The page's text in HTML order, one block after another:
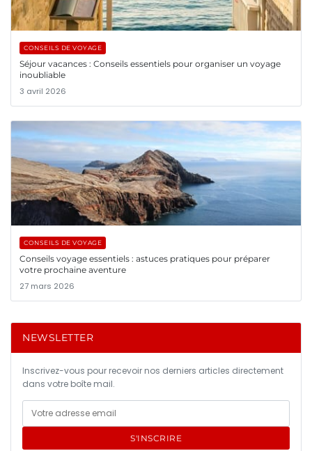
CONSEILS DE VOYAGE
Séjour vacances : Conseils essentiels pour organiser un voyage
inoubliable
3 avril 2026
CONSEILS DE VOYAGE
Conseils voyage essentiels : astuces pratiques pour préparer
votre prochaine aventure
27 mars 2026
NEWSLETTER
Inscrivez-vous pour recevoir nos derniers articles directement
dans votre boîte mail.
S'INSCRIRE